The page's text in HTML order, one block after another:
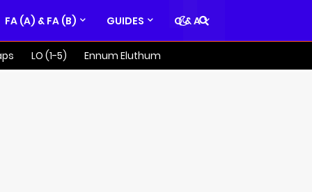
FA (A) & FA (B) GUIDES Q & A
LO (1-5)
Ennum Eluthum